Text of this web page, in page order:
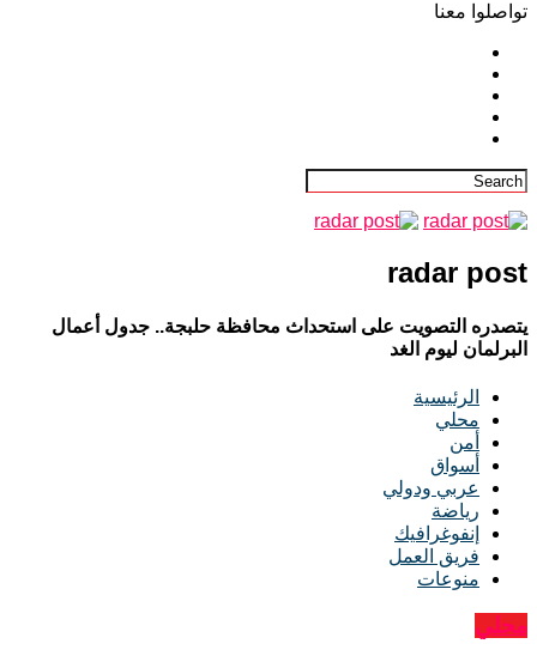
تواصلوا معنا
radar post
يتصدره التصويت على استحداث محافظة حلبجة.. جدول أعمال
البرلمان ليوم الغد
الرئيسية
محلي
أمن
أسواق
عربي ودولي
رياضة
إنفوغرافيك
فريق العمل
منوعات
محلي